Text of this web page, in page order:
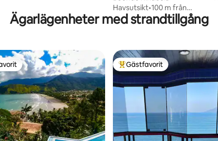
Havsutsikt•100 m från
stranden•AC•Grill•10 personer
Ägarlägenheter med strandtillgång
Populär gästfavorit
Gästfavorit